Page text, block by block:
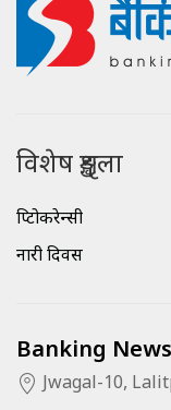
विशेष शृङ्खला
क्रिप्टोकरेन्सी
नारी दिवस
Banking
Jwagal-10,